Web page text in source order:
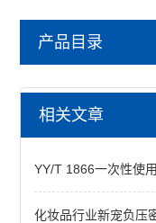
产品目录
密封测试仪
减压仪
不透水性测试仪
包装泄漏测试仪
相关文章
YY/T 1866一次性使
化妆品行业新宠负压